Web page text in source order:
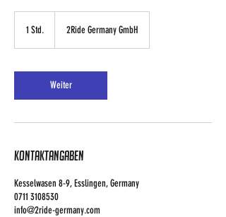
1 Std.
d
2Ride Germany GmbH
Weiter
Kontaktangaben
Kesselwasen 8-9, Esslingen, Germany
0711 3108530‬
info@2ride-germany.com